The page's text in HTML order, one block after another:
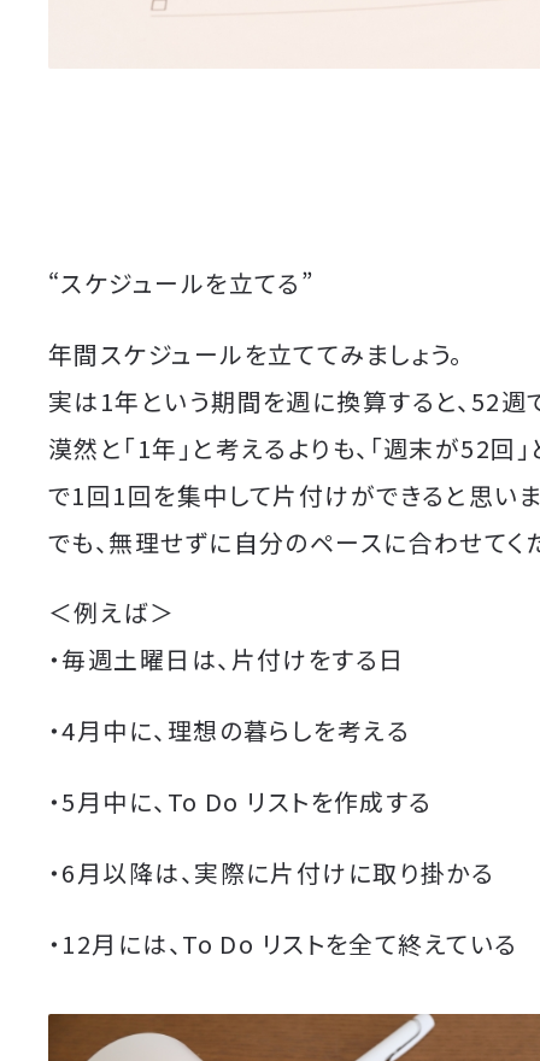
“スケジュールを立てる”
年間スケジュールを立ててみましょう。
実は1年という期間を週に換算すると、52週
漠然と「1年」と考えるよりも、「週末が52回
で1回1回を集中して片付けができると思いま
でも、無理せずに自分のペースに合わせてく
＜例えば＞
・毎週土曜日は、片付けをする日
・4月中に、理想の暮らしを考える
・5月中に、To Do リストを作成する
・6月以降は、実際に片付けに取り掛かる
・12月には、To Do リストを全て終えている